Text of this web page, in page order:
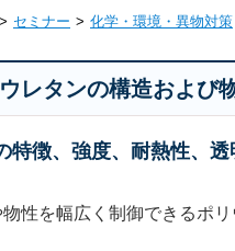
セミナー 化学・環境・異物対策
レタンの構造および
特徴、強度、耐熱性、
物性を幅広く制御できるポ